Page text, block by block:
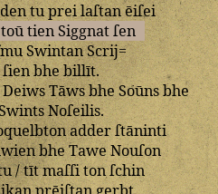
tuprei laſtan ēiſei
toūtienSiggnatſen
SwintanScrij=
ſien bhe billīt.
DeiwsTāwsbheSoūnsbhe
Noſeilis.
adderſtāninti
bheTaweNouſon
/tītmaſſitonſchin